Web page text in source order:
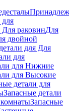
для
Для раковинДля
двойной
для Для
для
для Нижние
для Высокие
детали для
Запасные детали
Запасные